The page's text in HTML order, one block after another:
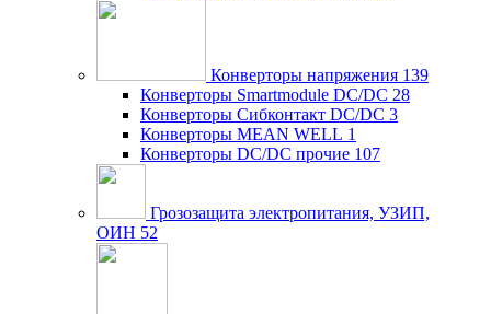
Конверторы напряжения 139
Конверторы Smartmodule DC/DC 28
Конверторы Сибконтакт DC/DC 3
Конверторы MEAN WELL 1
Конверторы DC/DC прочие 107
Грозозащита электропитания, УЗИП,
ОИН 52